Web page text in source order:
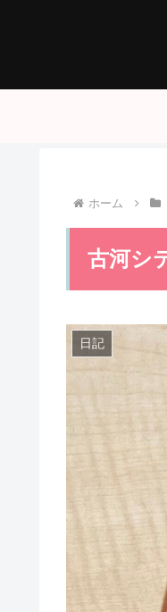
ホーム
古河シ
日記